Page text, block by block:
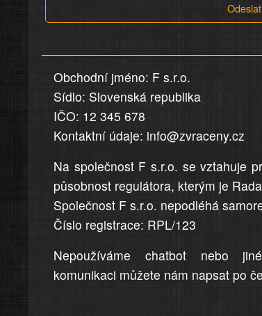
v
uvedena,
jsou
přesná
a
úplná
Odeslat
Obchodní jméno: F s.r.o.
Sídlo: Slovenská republika
IČO: 12 345 678
Kontaktní údaje: info@zvraceny.cz
Na společnost F s.r.o. se vztahuje
působnost regulátora, kterým je
Společnost F s.r.o. nepodléhá
Číslo registrace: RPL/123
Nepoužíváme chatbot nebo
komunikaci můžete nám napsat po